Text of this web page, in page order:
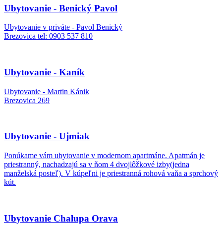
Ubytovanie - Benický Pavol
Ubytovanie v priváte - Pavol Benický
Brezovica tel: 0903 537 810
Ubytovanie - Kaník
Ubytovanie - Martin Kánik
Brezovica 269
Ubytovanie - Ujmiak
Ponúkame vám ubytovanie v modernom apartmáne. Apatmán je
priestranný, nachadzajú sa v ňom 4 dvojlôžkové izby(jedna
manželská posteľ). V kúpeľni je priestranná rohová vaňa a sprchový
kút.
Ubytovanie Chalupa Orava